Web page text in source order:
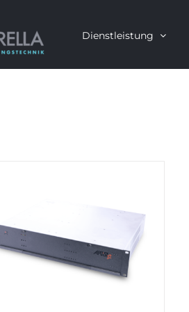
Dienstleistung